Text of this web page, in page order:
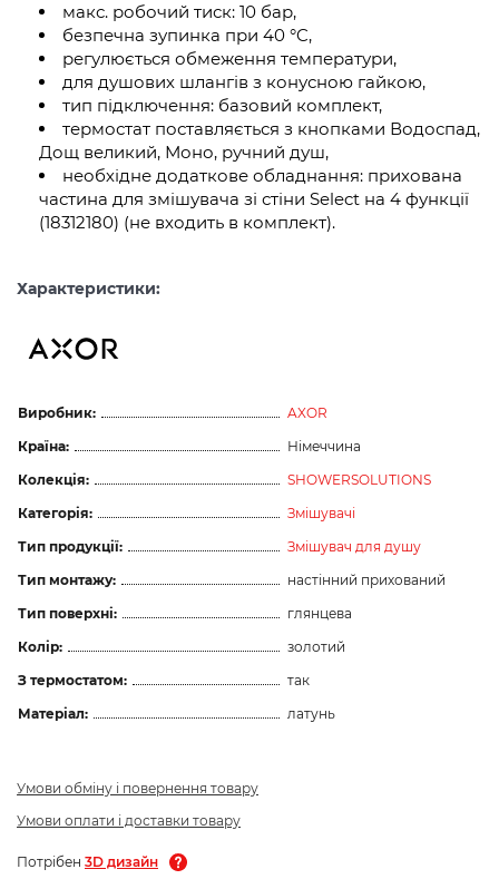
макс. робочий тиск: 10 бар,
безпечна зупинка при 40 °C,
регулюється обмеження температури,
для душових шлангів з конусною гайкою,
тип підключення: базовий комплект,
термостат поставляється з кнопками Водоспад,
Дощ великий, Моно, ручний душ,
необхідне додаткове обладнання: прихована
частина для змішувача зі стіни Select на 4 функції
(18312180) (не входить в комплект).
Характеристики:
Виробник:
AXOR
Країна:
Німеччина
Колекція:
SHOWERSOLUTIONS
Категорія:
Змішувачі
Тип продукції:
Змішувач для душу
Тип монтажу:
настінний прихований
Тип поверхні:
глянцева
Колір:
золотий
З термостатом:
так
Матеріал:
латунь
Умови обміну і повернення товару
Умови оплати і доставки товару
Потрібен 3D дизайн